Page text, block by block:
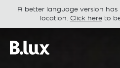
A better language version
location. Click hereto